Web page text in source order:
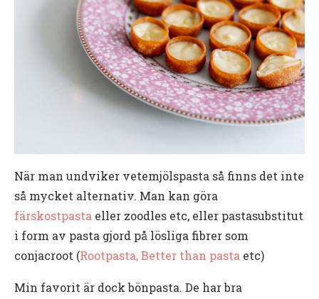
När man undviker vetemjölspasta så finns det inte
så mycket alternativ. Man kan göra
färskostpasta eller zoodles etc, eller pastasubstitut
i form av pasta gjord på lösliga fibrer som
conjacroot (Rootpasta, Better than pasta etc)
Min favorit är dock bönpasta. De har bra